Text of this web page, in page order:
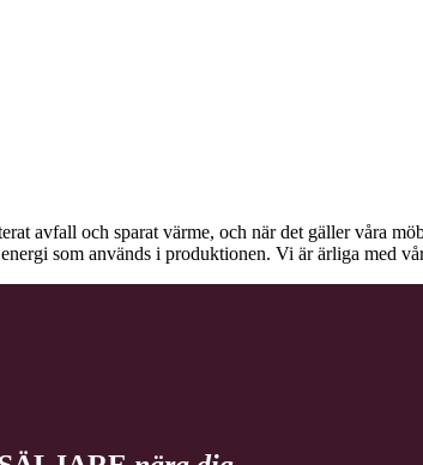
avfall och sparat värme, och när det gäller våra
som används i produktionen. Vi är ärliga med